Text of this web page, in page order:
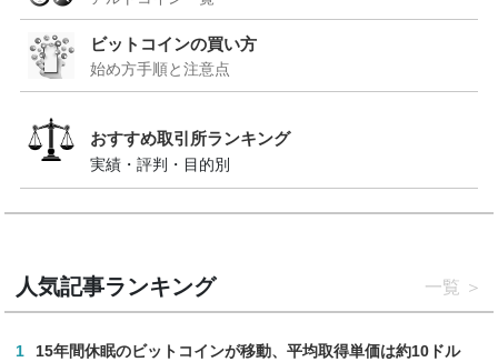
ビットコインの買い方
始め方手順と注意点
おすすめ取引所ランキング
実績・評判・目的別
人気記事ランキング 一覧
1 15年間休眠のビットコインが移動、平均取得単価は約10ドル